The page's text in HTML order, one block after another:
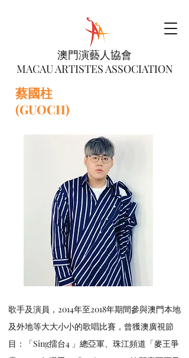
澳門演藝人協會
MACAU ARTISTES ASSOCIATION
蔡國柱
(GUOCH)
歌手及演員，2014年至2018年期間參與澳門本地
及外地等大大小小的歌唱比賽，曾獲澳廣視節
目：「Sing擂台4 」總亞軍、珠江頻道「麥王爭